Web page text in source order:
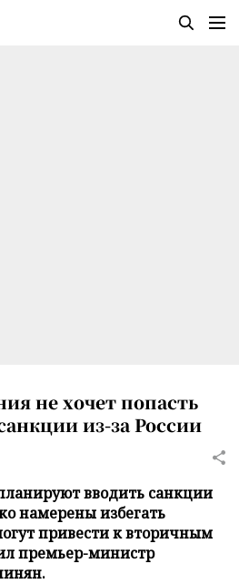
не хочет попасть
из-за России
вводить санкции
намерены избегать
привести к вторичным
премьер-министр